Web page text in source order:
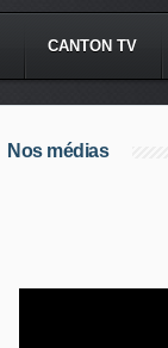
CANTON TV
Nos médias